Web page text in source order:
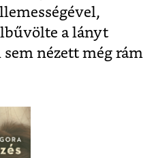
a lányt
nézett még rám